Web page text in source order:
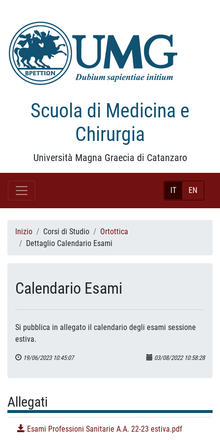
Scuola di Medicina e
Chirurgia
Università Magna Graecia di Catanzaro
IT EN
Inizio Corsi di Studio
Ortottica
Dettaglio Calendario Esami
Calendario Esami
Si pubblica in allegato il calendario degli esami sessione
estiva.
19/06/2023 10:45:07 03/08/2022 10:58:28
Allegati
Esami Professioni Sanitarie A.A. 22-23 estiva.pdf